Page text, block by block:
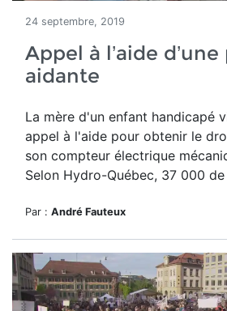
24 septembre, 2019
Appel à l’aide
aidante
La mère d'un enfant handicapé
appel à l'aide pour obtenir le
son compteur électrique
Selon Hydro-Québec, 37 000
Par : André Fauteux